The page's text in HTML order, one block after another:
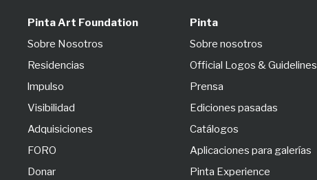
Pinta Art Foundation
Sobre Nosotros
Residencias
lmpulso
Visibilidad
Adquisiciones
FORO
Donar
Pinta
Sobre nosotros
Official Logos & Guidelines
Prensa
Ediciones pasadas
Catálogos
Aplicaciones para galerías
Pinta Experience